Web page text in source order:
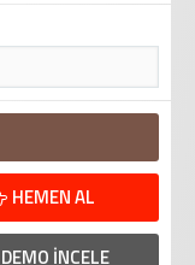
HEMEN AL
DEMO İNCELE